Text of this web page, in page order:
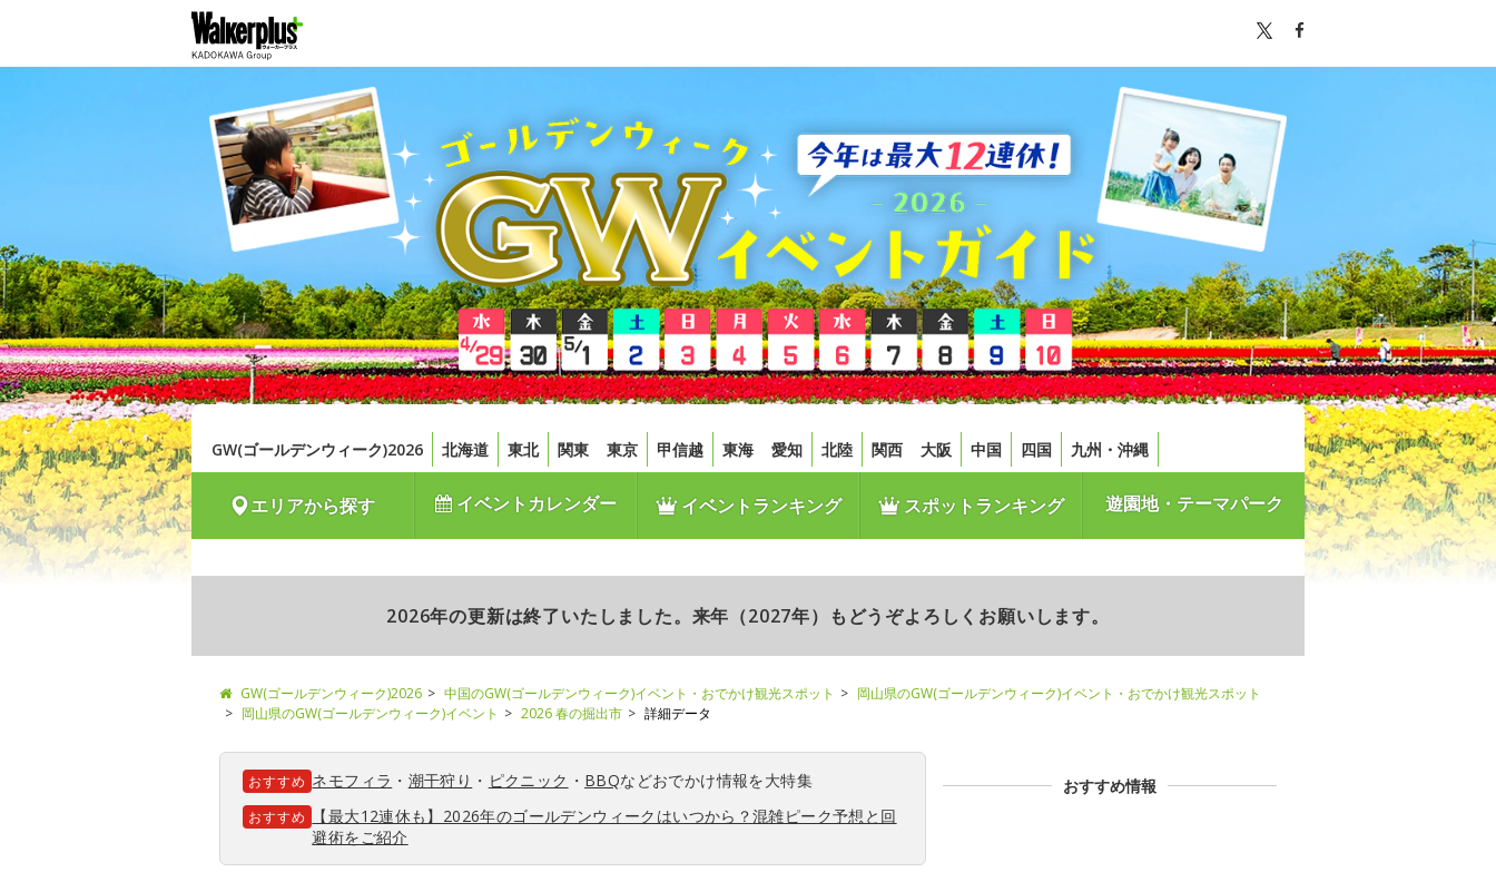
GW(ゴールデンウィーク)2026 北海道 東北 関東 東京 甲信越 東海 愛知 北陸 関西 大阪 中国 四国 九州・沖縄
エリアから探す イベントカレンダー イベントランキング スポットランキング 遊園地・テーマパーク
2026年の更新は終了いたしました。来年（2027年）もどうぞよろしくお願いします。
GW(ゴールデンウィーク)2026 中国のGW(ゴールデンウィーク)イベント・おでかけ観光スポット
岡山県のGW(ゴールデンウィーク)イベント・おでかけ観光スポット
岡山県のGW(ゴールデンウィーク)イベント
2026 春の掘出市 詳細データ
おすすめ ネモフィラ ・ 潮干狩り ・ ピクニック ・ BBQなどおでかけ情報を大特集
おすすめ
【最大12連休も】2026年のゴールデンウィークはいつから？混雑ピーク予想と回
避術をご紹介
おすすめ情報